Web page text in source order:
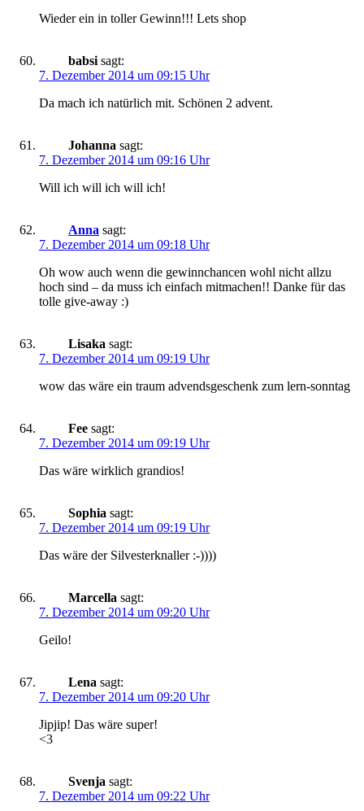
Wieder ein in toller Gewinn!!! Lets shop
babsi sagt:
7. Dezember 2014 um 09:15 Uhr
Da mach ich natürlich mit. Schönen 2 advent.
Johanna sagt:
7. Dezember 2014 um 09:16 Uhr
Will ich will ich will ich!
Anna sagt:
7. Dezember 2014 um 09:18 Uhr
Oh wow auch wenn die gewinnchancen wohl nicht allzu
hoch sind – da muss ich einfach mitmachen!! Danke für das
tolle give-away :)
Lisaka sagt:
7. Dezember 2014 um 09:19 Uhr
wow das wäre ein traum advendsgeschenk zum lern-sonntag
Fee sagt:
7. Dezember 2014 um 09:19 Uhr
Das wäre wirklich grandios!
Sophia sagt:
7. Dezember 2014 um 09:19 Uhr
Das wäre der Silvesterknaller :-))))
Marcella sagt:
7. Dezember 2014 um 09:20 Uhr
Geilo!
Lena sagt:
7. Dezember 2014 um 09:20 Uhr
Jipjip! Das wäre super!
<3
Svenja sagt:
7. Dezember 2014 um 09:22 Uhr